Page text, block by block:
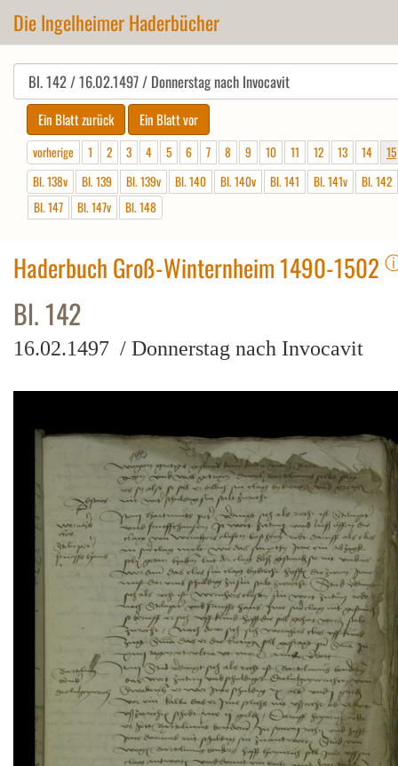
Die Ingelheimer Haderbücher
vorherige 1 2 3 4 5 6 7 8 9 10 11 12 13 14
15
Bl. 138v
Bl. 139 Bl. 139v Bl. 140 Bl. 140v Bl. 141 Bl. 141v
Bl. 142
Bl. 147
Bl. 147v Bl. 148
Haderbuch Groß-Winternheim 1490-1502
Bl. 142
16.02.1497 / Donnerstag nach Invocavit